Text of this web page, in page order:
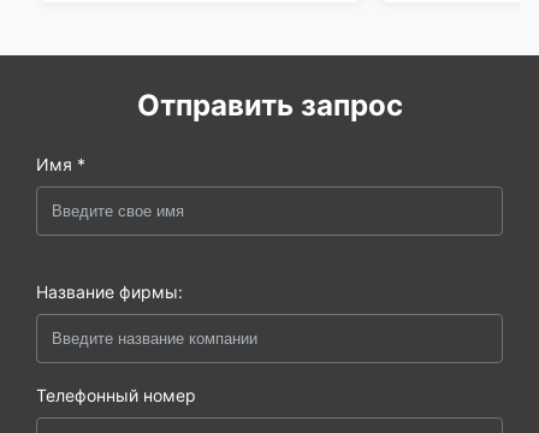
Отправить запрос
Имя *
Название фирмы:
Телефонный номер